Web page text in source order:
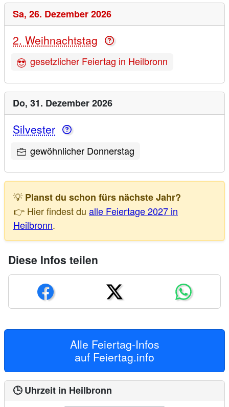
Sa, 26. Dezember 2026
2. Weihnachtstag
gesetzlicher Feiertag in Heilbronn
Do, 31. Dezember 2026
Silvester
gewöhnlicher Donnerstag
💡 Planst du schon fürs nächste Jahr?
👉 Hier findest du alle Feiertage 2027 in
Heilbronn.
Diese Infos teilen
Alle Feiertag-Infos
auf Feiertag.info
🕒 Uhrzeit in Heilbronn